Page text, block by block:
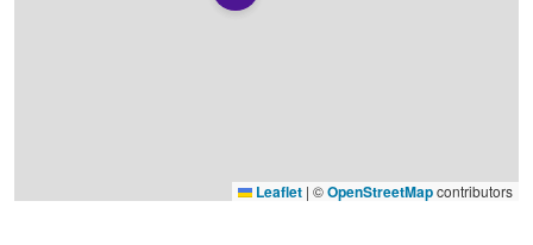
Leaflet | ©OpenStreetMapcontributors